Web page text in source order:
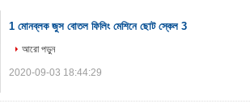
1 মোনব্লক জুস বোতল ফিলিং মেশিনে ছোট স্কেল 3
আরো পড়ুন
2020-09-03 18:44:29